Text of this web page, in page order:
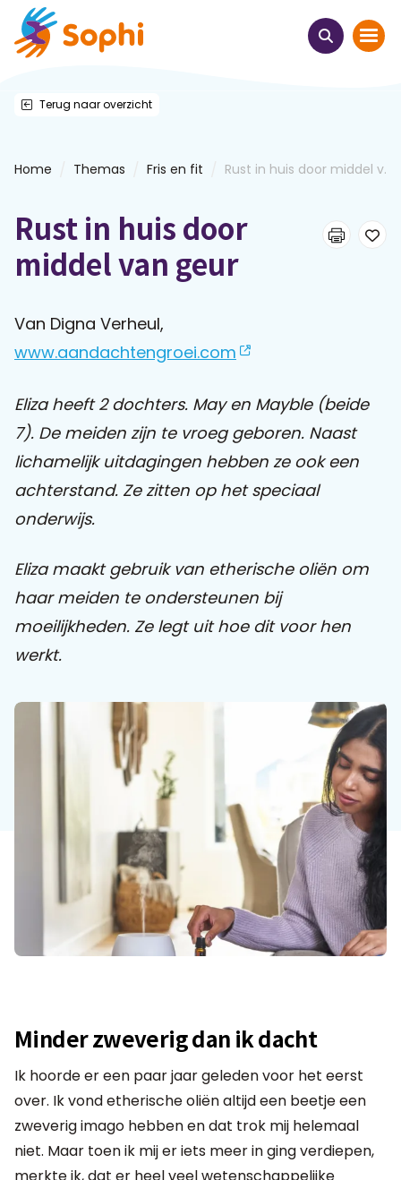
Thema's
Leren & ontmoeten
E-learnings
Themabijeenkomsten
Praat mee
Clientdossier
Terug naar overzicht
Home Themas Fris en fit Rust in huis door middel v...
Rust in huis door
middel van geur
Van Digna Verheul,
www.aandachtengroei.com
Eliza heeft 2 dochters. May en Mayble (beide
7). De meiden zijn te vroeg geboren. Naast
lichamelijk uitdagingen hebben ze ook een
achterstand. Ze zitten op het speciaal
onderwijs.
Eliza maakt gebruik van etherische oliën om
haar meiden te ondersteunen bij
moeilijkheden. Ze legt uit hoe dit voor hen
werkt.
Minder zweverig dan ik dacht
Ik hoorde er een paar jaar geleden voor het eerst
over. Ik vond etherische oliën altijd een beetje een
zweverig imago hebben en dat trok mij helemaal
niet. Maar toen ik mij er iets meer in ging verdiepen,